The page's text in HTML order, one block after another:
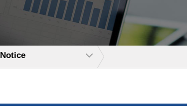
Notice